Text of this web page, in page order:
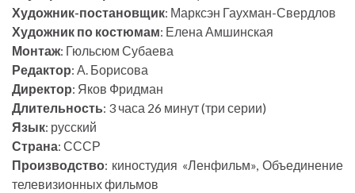
Художник-постановщик: Марксэн Гаухман-Свердлов
Художник по костюмам: Елена Амшинская
Монтаж: Гюльсюм Субаева
Редактор: А. Борисова
Директор: Яков Фридман
Длительность: 3 часа 26 минут (три серии)
Язык: русский
Страна: СССР
Производство: киностудия «Ленфильм», Объединение
телевизионных фильмов